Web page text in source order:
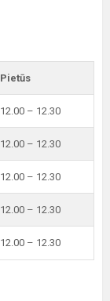
Pietūs
12.00 – 12.30
12.00 – 12.30
12.00 – 12.30
12.00 – 12.30
12.00 – 12.30